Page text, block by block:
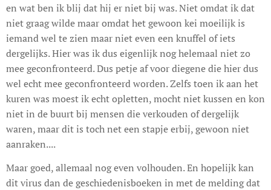
en wat ben ik blij dat hij er niet bij was. Niet omdat ik dat
niet graag wilde maar omdat het gewoon kei moeilijk is
iemand wel te zien maar niet even een knuffel of iets
dergelijks. Hier was ik dus eigenlijk nog helemaal niet zo
mee geconfronteerd. Dus petje af voor diegene die hier dus
wel echt mee geconfronteerd worden. Zelfs toen ik aan het
kuren was moest ik echt opletten, mocht niet kussen en kon
niet in de buurt bij mensen die verkouden of dergelijk
waren, maar dit is toch net een stapje erbij, gewoon niet
aanraken....
Maar goed, allemaal nog even volhouden. En hopelijk kan
dit virus dan de geschiedenisboeken in met de melding dat